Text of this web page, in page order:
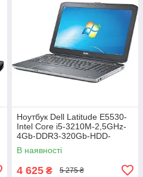
Ноутбук Dell Latitude E5530-
Intel Core i5-3210M-2,5GHz-
4Gb-DDR3-320Gb-HDD-
W15,6-FHD-Web-(B)-Б/В
В наявності
4 625 ₴ 5 275 ₴